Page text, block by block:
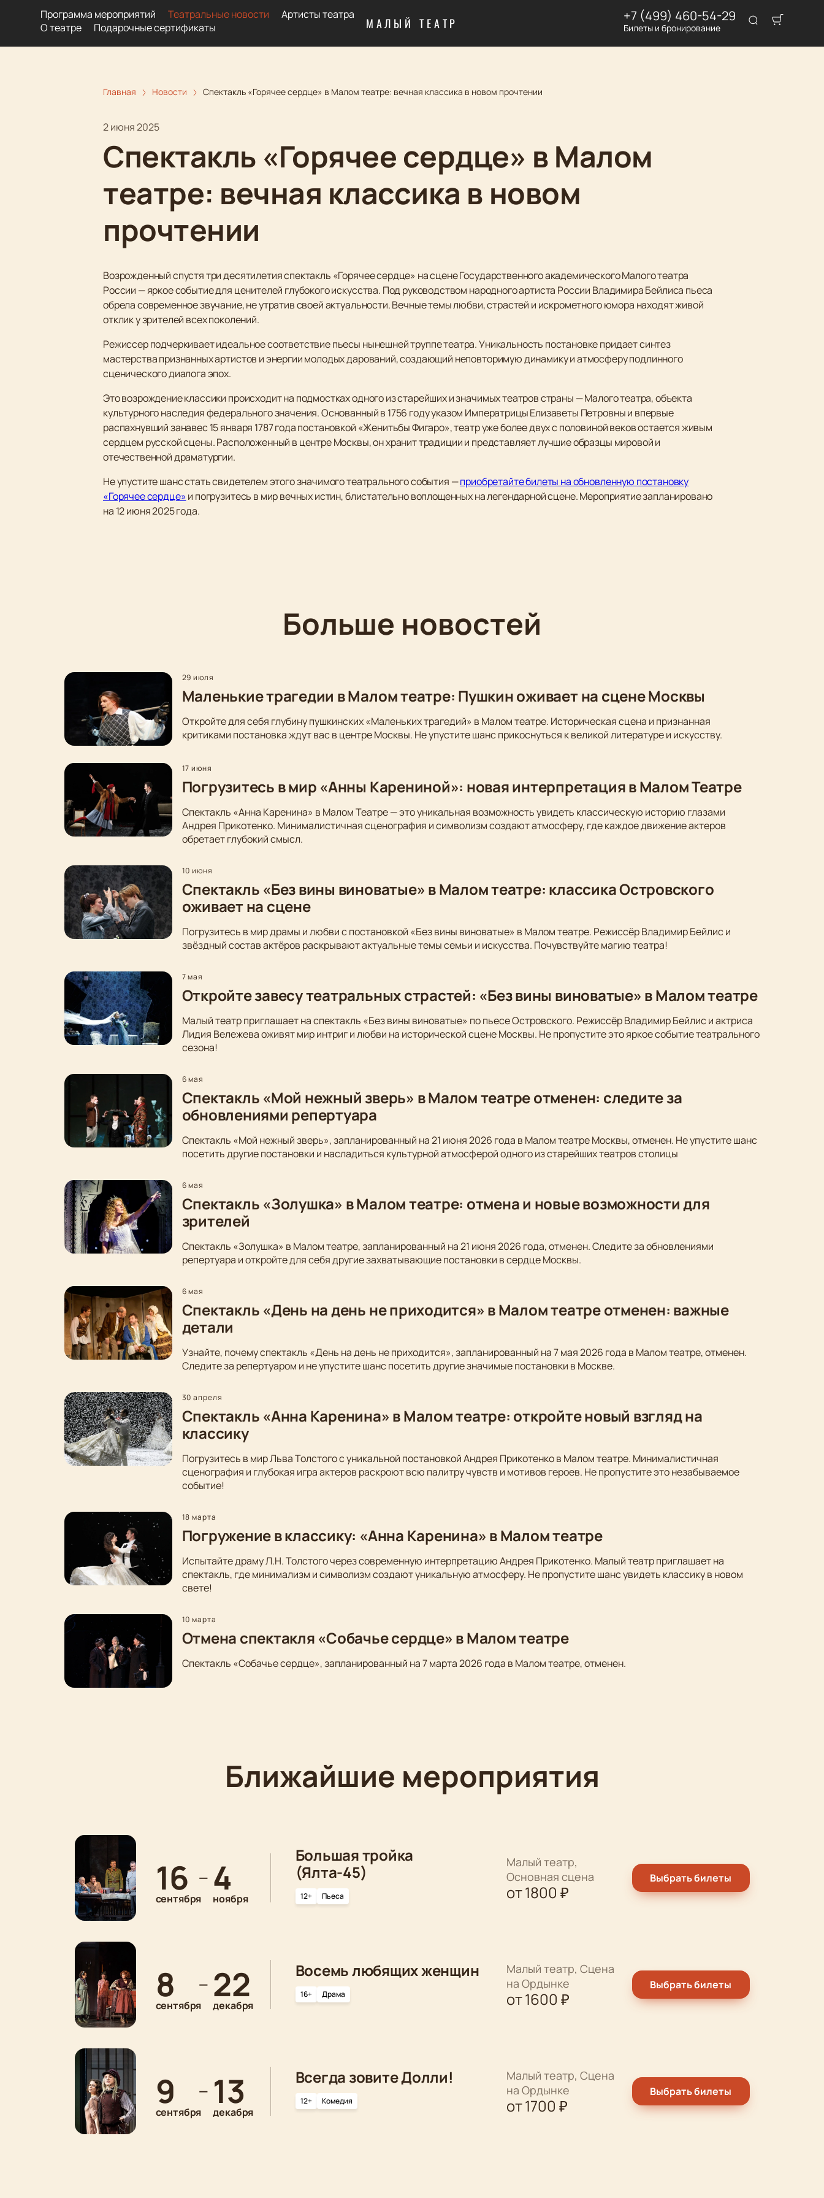
МАЛЫЙ ТЕАТР
Программа мероприятий Театральные новости
Артисты театра
О театре
Подарочные сертификаты
+7 (499) 460-54-29
Билеты и бронирование
Главная Новости Спектакль «Горячее сердце» в Малом театре: вечная классика в новом прочтении
2 июня 2025
Спектакль «Горячее сердце» в Малом
театре: вечная классика в новом
прочтении
Возрожденный спустя три десятилетия спектакль «Горячее сердце» на сцене Государственного академического Малого театра
России — яркое событие для ценителей глубокого искусства. Под руководством народного артиста России Владимира Бейлиса пьеса
обрела современное звучание, не утратив своей актуальности. Вечные темы любви, страстей и искрометного юмора находят живой
отклик у зрителей всех поколений.
Режиссер подчеркивает идеальное соответствие пьесы нынешней труппе театра. Уникальность постановке придает синтез
мастерства признанных артистов и энергии молодых дарований, создающий неповторимую динамику и атмосферу подлинного
сценического диалога эпох.
Это возрождение классики происходит на подмостках одного из старейших и значимых театров страны — Малого театра, объекта
культурного наследия федерального значения. Основанный в 1756 году указом Императрицы Елизаветы Петровны и впервые
распахнувший занавес 15 января 1787 года постановкой «Женитьбы Фигаро», театр уже более двух с половиной веков остается живым
сердцем русской сцены. Расположенный в центре Москвы, он хранит традиции и представляет лучшие образцы мировой и
отечественной драматургии.
Не упустите шанс стать свидетелем этого значимого театрального события —приобретайте билеты на обновленную постановку
«Горячее сердце»и погрузитесь в мир вечных истин, блистательно воплощенных на легендарной сцене. Мероприятие запланировано
на 12 июня 2025 года.
Больше новостей
29 июля
Маленькие трагедии в Малом театре: Пушкин оживает на сцене Москвы
Откройте для себя глубину пушкинских «Маленьких трагедий» в Малом театре. Историческая сцена и признанная
критиками постановка ждут вас в центре Москвы. Не упустите шанс прикоснуться к великой литературе и искусству.
17 июня
Погрузитесь в мир «Анны Карениной»: новая интерпретация в Малом Театре
Спектакль «Анна Каренина» в Малом Театре — это уникальная возможность увидеть классическую историю глазами
Андрея Прикотенко. Минималистичная сценография и символизм создают атмосферу, где каждое движение актеров
обретает глубокий смысл.
10 июня
Спектакль «Без вины виноватые» в Малом театре: классика Островского
оживает на сцене
Погрузитесь в мир драмы и любви с постановкой «Без вины виноватые» в Малом театре. Режиссёр Владимир Бейлис и
звёздный состав актёров раскрывают актуальные темы семьи и искусства. Почувствуйте магию театра!
7 мая
Откройте завесу театральных страстей: «Без вины виноватые» в Малом театре
Малый театр приглашает на спектакль «Без вины виноватые» по пьесе Островского. Режиссёр Владимир Бейлис и актриса
Лидия Вележева оживят мир интриг и любви на исторической сцене Москвы. Не пропустите это яркое событие театрального
сезона!
6 мая
Спектакль «Мой нежный зверь» в Малом театре отменен: следите за
обновлениями репертуара
Спектакль «Мой нежный зверь», запланированный на 21 июня 2026 года в Малом театре Москвы, отменен. Не упустите шанс
посетить другие постановки и насладиться культурной атмосферой одного из старейших театров столицы
6 мая
Спектакль «Золушка» в Малом театре: отмена и новые возможности для
зрителей
Спектакль «Золушка» в Малом театре, запланированный на 21 июня 2026 года, отменен. Следите за обновлениями
репертуара и откройте для себя другие захватывающие постановки в сердце Москвы.
6 мая
Спектакль «День на день не приходится» в Малом театре отменен: важные
детали
Узнайте, почему спектакль «День на день не приходится», запланированный на 7 мая 2026 года в Малом театре, отменен.
Следите за репертуаром и не упустите шанс посетить другие значимые постановки в Москве.
30 апреля
Спектакль «Анна Каренина» в Малом театре: откройте новый взгляд на
классику
Погрузитесь в мир Льва Толстого с уникальной постановкой Андрея Прикотенко в Малом театре. Минималистичная
сценография и глубокая игра актеров раскроют всю палитру чувств и мотивов героев. Не пропустите это незабываемое
событие!
18 марта
Погружение в классику: «Анна Каренина» в Малом театре
Испытайте драму Л.Н. Толстого через современную интерпретацию Андрея Прикотенко. Малый театр приглашает на
спектакль, где минимализм и символизм создают уникальную атмосферу. Не пропустите шанс увидеть классику в новом
свете!
10 марта
Отмена спектакля «Собачье сердце» в Малом театре
Спектакль «Собачье сердце», запланированный на 7 марта 2026 года в Малом театре, отменен.
Ближайшие мероприятия
16
сентября
— 4
ноября
Большая тройка
(Ялта-45)
12+ Пьеса
Малый театр,
Основная сцена
от1800 ₽
Выбрать билеты
8
сентября
— 22
декабря
Восемь любящих женщин
16+ Драма
Малый театр, Сцена
на Ордынке
от1600 ₽
Выбрать билеты
9
сентября
— 13
декабря
Всегда зовите Долли!
12+ Комедия
Малый театр, Сцена
на Ордынке
от1700 ₽
Выбрать билеты